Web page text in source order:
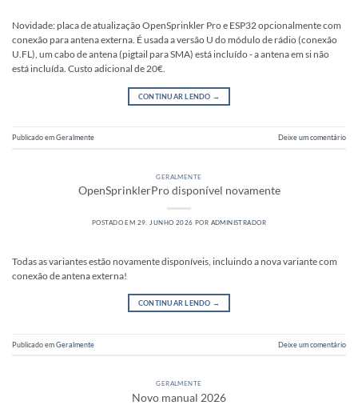
Novidade: placa de atualização OpenSprinkler Pro e ESP32 opcionalmente com
conexão para antena externa. É usada a versão U do módulo de rádio (conexão
U.FL), um cabo de antena (pigtail para SMA) está incluído - a antena em si não
está incluída. Custo adicional de 20€.
CONTINUAR LENDO →
Publicado emGeralmente Deixe um comentário
GERALMENTE
OpenSprinklerPro disponível novamente
POSTADO EM 29. JUNHO 2026 POR ADMINISTRADOR
Todas as variantes estão novamente disponíveis, incluindo a nova variante com
conexão de antena externa!
CONTINUAR LENDO →
Publicado emGeralmente Deixe um comentário
GERALMENTE
Novo manual 2026